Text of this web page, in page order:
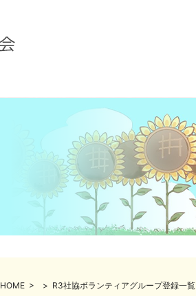
HOME > > R3社協ボランティアグループ登録一覧